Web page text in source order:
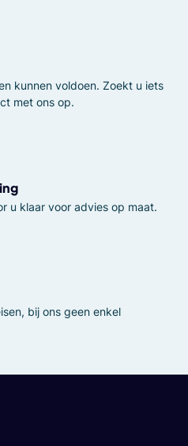
kunnen voldoen. Zoekt u iets
met ons op.
u klaar voor advies op maat.
bij ons geen enkel